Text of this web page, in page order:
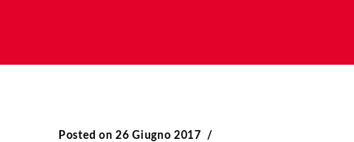
Posted on 26 Giugno 2017